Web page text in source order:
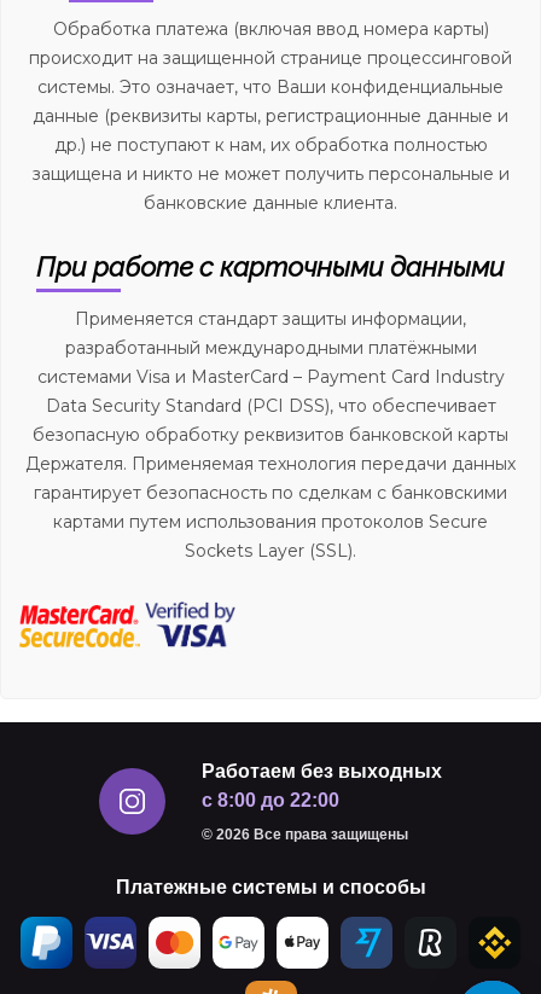
Обработка платежа (включая ввод номера карты)
происходит на защищенной странице процессинговой
системы. Это означает, что Ваши конфиденциальные
данные (реквизиты карты, регистрационные данные и
др.) не поступают к нам, их обработка полностью
защищена и никто не может получить персональные и
банковские данные клиента.
При работе с карточными данными
Применяется стандарт защиты информации,
разработанный международными платёжными
системами Visa и MasterCard – Payment Card Industry
Data Security Standard (PCI DSS), что обеспечивает
безопасную обработку реквизитов банковской карты
Держателя. Применяемая технология передачи данных
гарантирует безопасность по сделкам с банковскими
картами путем использования протоколов Secure
Sockets Layer (SSL).
Работаем без выходных
с 8:00 до 22:00
© 2026 Все права защищены
Платежные системы и способы